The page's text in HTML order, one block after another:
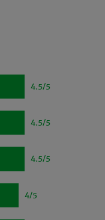
4.5/5
4.5/5
4.5/5
4/5